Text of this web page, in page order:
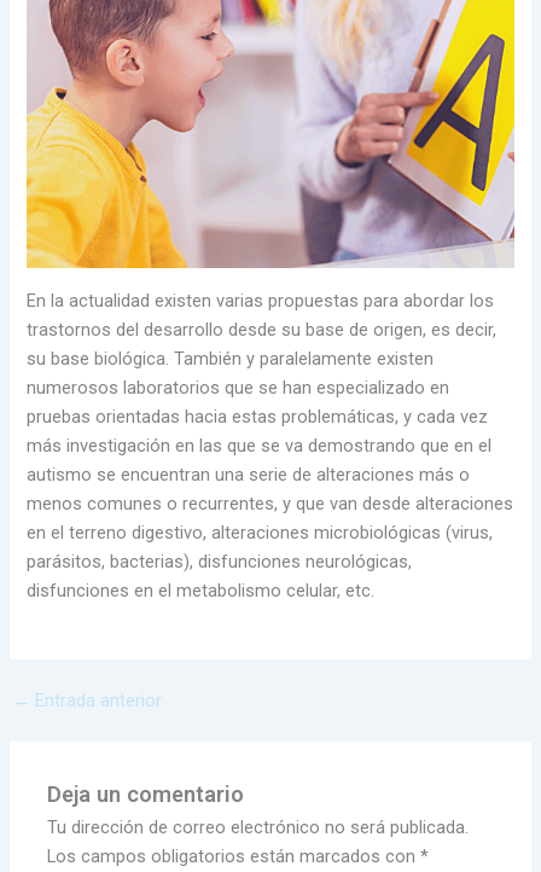
En la actualidad existen varias propuestas para abordar los
trastornos del desarrollo desde su base de origen, es decir,
su base biológica. También y paralelamente existen
numerosos laboratorios que se han especializado en
pruebas orientadas hacia estas problemáticas, y cada vez
más investigación en las que se va demostrando que en el
autismo se encuentran una serie de alteraciones más o
menos comunes o recurrentes, y que van desde alteraciones
en el terreno digestivo, alteraciones microbiológicas (virus,
parásitos, bacterias), disfunciones neurológicas,
disfunciones en el metabolismo celular, etc.
← Entrada anterior
Deja un comentario
Tu dirección de correo electrónico no será publicada.
Los campos obligatorios están marcados con*